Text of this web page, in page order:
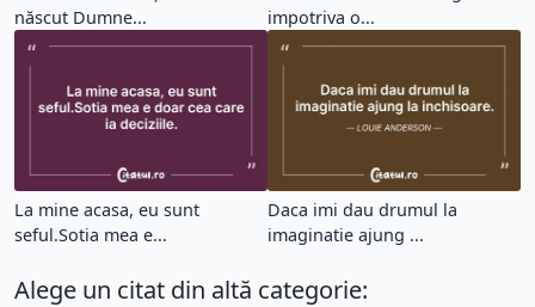
născut Dumne...
impotriva o...
La mine acasa, eu sunt
seful.Sotia mea e...
Daca imi dau drumul la
imaginatie ajung ...
Alege un citat din altă categorie: